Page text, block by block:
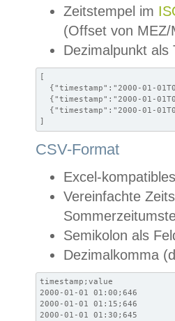
Zeitstempel im
(Offset von MEZ/
Dezimalpunkt als
[
{"timestamp":"2000-01-
{"timestamp":"2000-01-
{"timestamp":"2000-01-
]
CSV-Format
Excel-
Vereinfachte
Semikolon als
Dezimalkomma
timestamp;value
2000-01-01 01:00;646
2000-01-01 01:15;646
2000-01-01 01:30;645